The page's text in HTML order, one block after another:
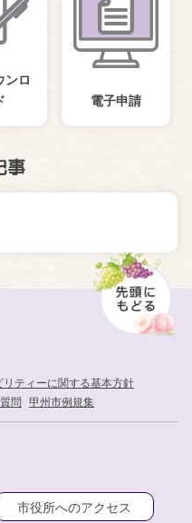
ンロ
電子申請
事
リティーに関する基本方針
問 甲州市例規集
市役所へのアクセス